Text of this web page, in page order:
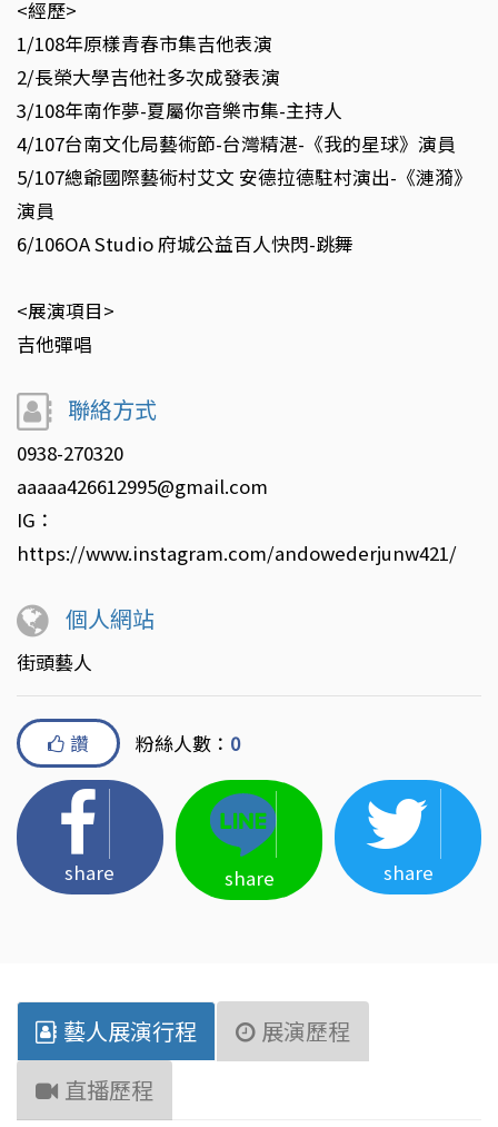
<經歷>
1/108年原樣青春市集吉他表演
2/長榮大學吉他社多次成發表演
3/108年南作夢-夏屬你音樂市集-主持人
4/107台南文化局藝術節-台灣精湛-《我的星球》演員
5/107總爺國際藝術村艾文 安德拉德駐村演出-《漣漪》
演員
6/106OA Studio 府城公益百人快閃-跳舞
<展演項目>
吉他彈唱
聯絡方式
0938-270320
aaaaa426612995@gmail.com
IG：
https://www.instagram.com/andowederjunw421/
個人網站
街頭藝人
讚 粉絲人數： 0
share share share
藝人展演行程
展演歷程
直播歷程